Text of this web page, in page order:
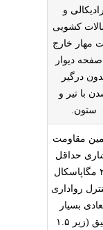
رادیکالی و
کشویی
مهار خارج
صفحه دیوار
درگیر
با تیر و
ستون.
مقاومت
حداقل
۲.۵ مگاپاسکال
رواداری
بسیار
دقیق (زیر ۱.۵